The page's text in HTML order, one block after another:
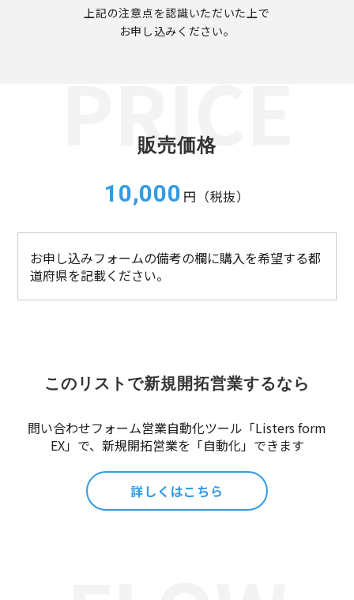
上記の注意点を認識いただいた上で
お申し込みください。
販売価格
10,000 円（税抜）
お申し込みフォームの備考の欄に購入を希望する都
道府県を記載ください。
このリストで新規開拓営業するなら
問い合わせフォーム営業自動化ツール「Listers form
EX」で、新規開拓営業を「自動化」できます
詳しくはこちら